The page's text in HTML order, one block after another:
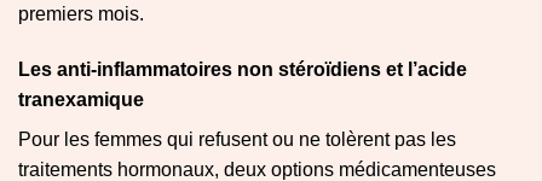
premiers mois.
Les anti-inflammatoires non stéroïdiens et l’acide
tranexamique
Pour les femmes qui refusent ou ne tolèrent pas les
traitements hormonaux, deux options médicamenteuses